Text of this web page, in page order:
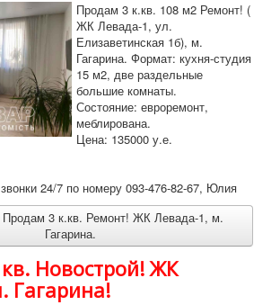
Продам 3 к.кв. 108 м2 Ремонт! (
ЖК Левада-1, ул.
Елизаветинская 1б), м.
Гагарина. Формат: кухня-студия
15 м2, две раздельные
большие комнаты.
Состояние: евроремонт,
меблирована.
Цена: 135000 у.е.
24/7 по номеру 093-476-82-67, Юлия
Продам 3 к.кв. Ремонт! ЖК Левада-1, м.
Гагарина.
Новострой! ЖК
Гагарина!